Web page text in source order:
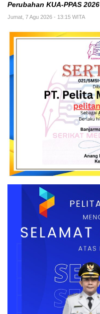
Perubahan KUA-PPAS 2026
Jumat, 7 Agu 2026 - 13:15 WITA